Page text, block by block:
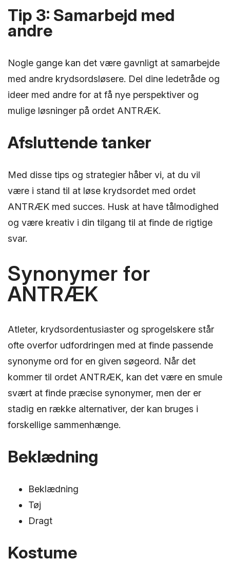
Tip 3: Samarbejd med
andre
Nogle gange kan det være gavnligt at samarbejde
med andre krydsordsløsere. Del dine ledetråde og
ideer med andre for at få nye perspektiver og
mulige løsninger på ordet ANTRÆK.
Afsluttende tanker
Med disse tips og strategier håber vi, at du vil
være i stand til at løse krydsordet med ordet
ANTRÆK med succes. Husk at have tålmodighed
og være kreativ i din tilgang til at finde de rigtige
svar.
Synonymer for
ANTRÆK
Atleter, krydsordentusiaster og sprogelskere står
ofte overfor udfordringen med at finde passende
synonyme ord for en given søgeord. Når det
kommer til ordet ANTRÆK, kan det være en smule
svært at finde præcise synonymer, men der er
stadig en række alternativer, der kan bruges i
forskellige sammenhænge.
Beklædning
Beklædning
Tøj
Dragt
Kostume